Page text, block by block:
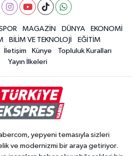
MAGAZİN DÜNYA
EKONOMİ
BİLİM VE TEKNOLOJİ
EĞİTİM
İletişim Künye
Topluluk Kuralları
Yayın İlkeleri
yepyeni temasıyla sizleri
ve modernizmi bir araya getiriyor.